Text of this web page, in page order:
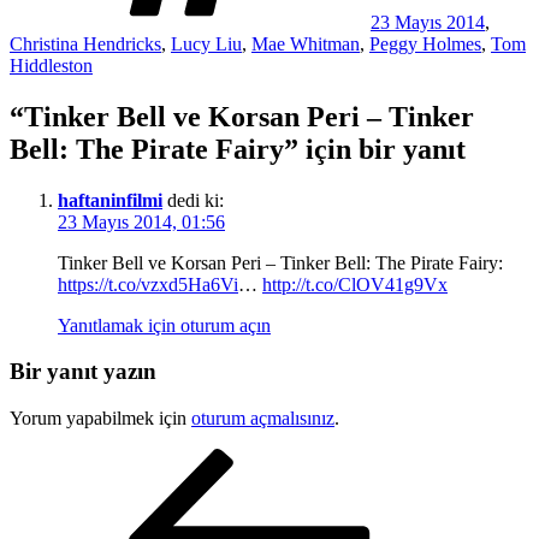
23 Mayıs 2014,
Christina Hendricks, Lucy Liu, Mae Whitman, Peggy Holmes, Tom
Hiddleston
“Tinker Bell ve Korsan Peri – Tinker
Bell: The Pirate Fairy” için bir yanıt
haftaninfilmi dedi ki:
23 Mayıs 2014, 01:56
Tinker Bell ve Korsan Peri – Tinker Bell: The Pirate Fairy:
https://t.co/vzxd5Ha6Vi… http://t.co/ClOV41g9Vx
Yanıtlamak için oturum açın
Bir yanıt yazın
Yorum yapabilmek için oturum açmalısınız.